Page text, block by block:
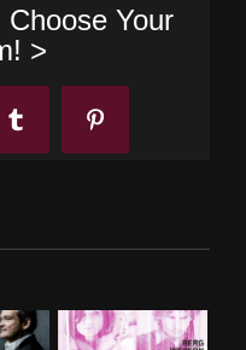
Your
>
Tumblr